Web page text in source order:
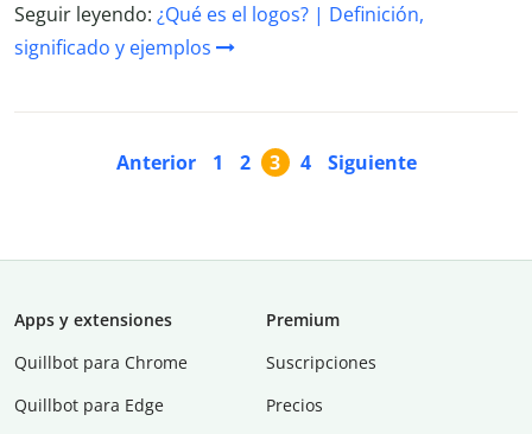
Seguir leyendo: ¿Qué es el logos? | Definición,
significado y ejemplos
Anterior 1 2 3 4 Siguiente
Apps y extensiones
Quillbot para Chrome
Quillbot para Edge
Premium
Suscripciones
Precios